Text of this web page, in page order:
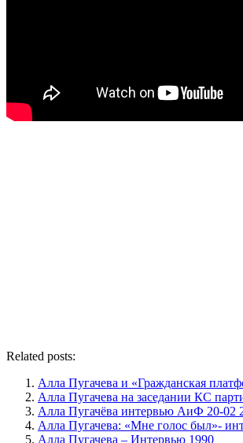
Related posts:
Алла Пугачева и «Гражданская
Алла Пугачева на заседании КС
Алла Пугачёва интервью АиФ 20-02
Алла Пугачева: «Мне голос был»-
Алла Пугачева – Интервью 1990